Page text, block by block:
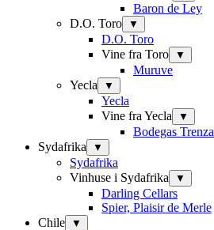
Baron de Ley
D.O. Toro
▼
D.O. Toro
Vine fra Toro
▼
Muruve
Yecla
▼
Yecla
Vine fra Yecla
▼
Bodegas Trenza
Sydafrika
▼
Sydafrika
Vinhuse i Sydafrika
▼
Darling Cellars
Spier, Plaisir de Merle
Chile
▼